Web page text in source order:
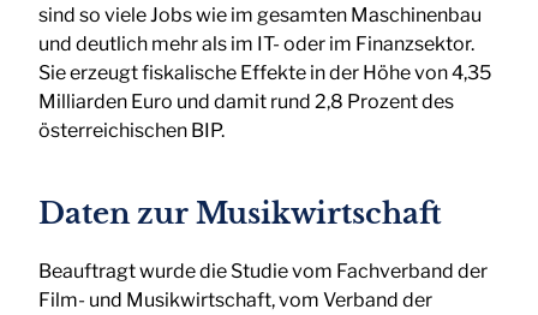
sind so viele Jobs wie im gesamten Maschinenbau
und deutlich mehr als im IT- oder im Finanzsektor.
Sie erzeugt fiskalische Effekte in der Höhe von 4,35
Milliarden Euro und damit rund 2,8 Prozent des
österreichischen BIP.
Daten zur Musikwirtschaft
Beauftragt wurde die Studie vom Fachverband der
Film- und Musikwirtschaft, vom Verband der